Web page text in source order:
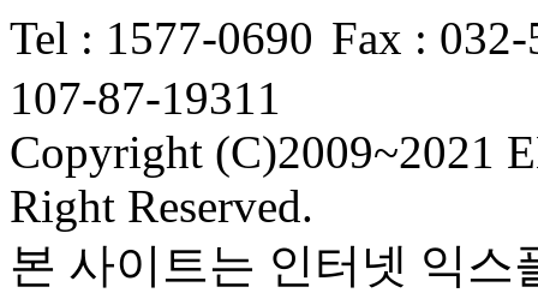
Tel : 1577-0690 Fax :
107-87-19311
Copyright (C)2009~2021
Right Reserved.
본 사이트는 인터넷 익스